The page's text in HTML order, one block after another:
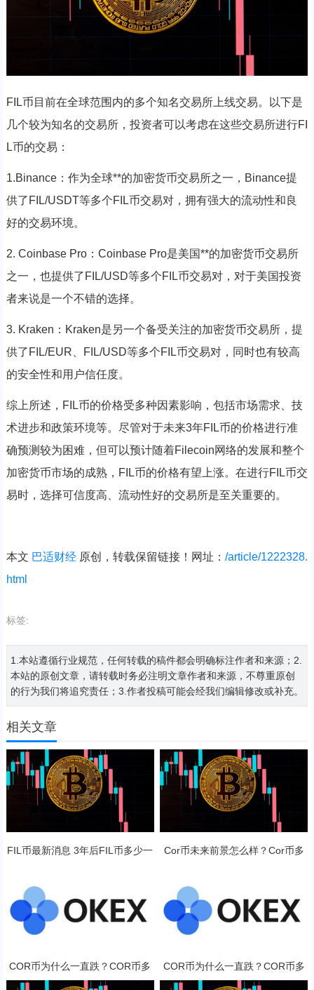
FIL币目前在全球范围内的多个知名交易所上线交易。以下是
几个较为知名的交易所，投资者可以考虑在这些交易所进行FI
L币的交易：
1.Binance：作为全球**的加密货币交易所之一，Binance提
供了FIL/USDT等多个FIL币交易对，拥有强大的流动性和良
好的交易环境。
2. Coinbase Pro：Coinbase Pro是美国**的加密货币交易所
之一，也提供了FIL/USD等多个FIL币交易对，对于美国投资
者来说是一个不错的选择。
3. Kraken：Kraken是另一个备受关注的加密货币交易所，提
供了FIL/EUR、FIL/USD等多个FIL币交易对，同时也有较高
的安全性和用户信任度。
综上所述，FIL币的价格受多种因素影响，包括市场需求、技
术进步和政策环境等。尽管对于未来3年FIL币的价格进行准
确预测较为困难，但可以预计随着Filecoin网络的发展和整个
加密货币市场的成熟，FIL币的价格有望上涨。在进行FIL币交
易时，选择可信度高、流动性好的交易所是至关重要的。
本文 巴适财经原创，转载保留链接！网址： /article/1222328.
html
标签:
1.本站遵循行业规范，任何转载的稿件都会明确标注作者和来源；2.
本站的原创文章，请转载时务必注明文章作者和来源，不尊重原创
的行为我们将追究责任；3.作者投稿可能会经我们编辑修改或补充。
相关文章
FIL币最新消息 3年后FIL币多少一
Cor币未来前景怎么样？Cor币多
COR币为什么一直跌？COR币多
少钱一枚？
COR币为什么一直跌？COR币多
少钱一枚？